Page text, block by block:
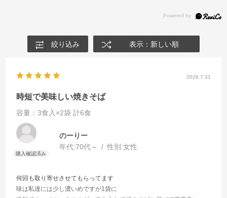
絞り込み 表示：新しい順
2026.7.31
時短で美味しい焼きそば
容量：3食入×2袋 計6食
のーりー
年代:70代～ 性別:女性
何回も取り寄せさせてもらってます
味は私達には少し濃いめですが1袋に